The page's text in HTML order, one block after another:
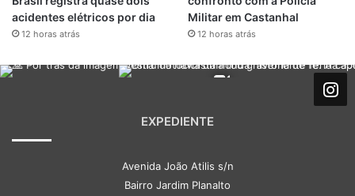
acidentes elétricos por dia
12 horas atrás
Militar em Castanhal
12 horas atrás
EXPEDIENTE
Avenida João Atilis s/n
Bairro Jardim Planalto